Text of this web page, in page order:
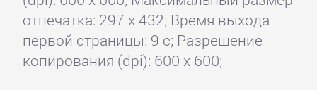
отпечатка: 297 x 432; Время выхода
первой страницы: 9 с; Разрешение
копирования (dpi): 600 x 600;